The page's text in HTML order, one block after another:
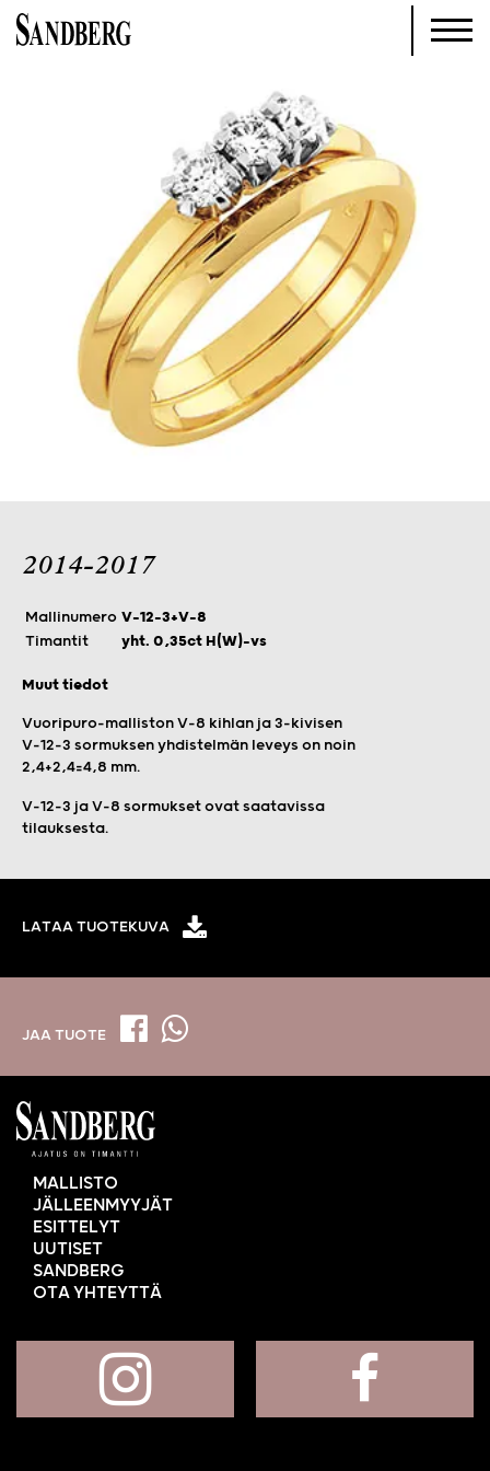
2014-2017
Mallinumero V-12-3+V-8
Timantit
yht. 0,35ct H(W)-vs
Muut tiedot
Vuoripuro-malliston V-8 kihlan ja 3-kivisen
V-12-3 sormuksen yhdistelmän leveys on noin
2,4+2,4=4,8 mm.
V-12-3 ja V-8 sormukset ovat saatavissa
tilauksesta.
LATAA TUOTEKUVA
JAA TUOTE
MALLISTO
JÄLLEENMYYJÄT
ESITTELYT
UUTISET
SANDBERG
OTA YHTEYTTÄ